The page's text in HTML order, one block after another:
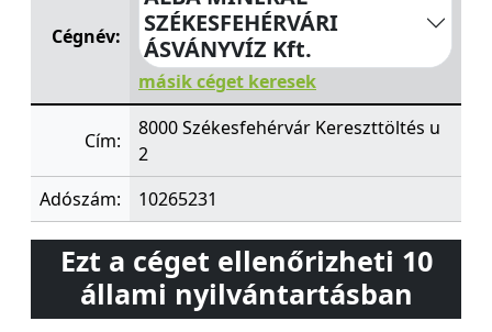
Cégnév:
SZÉKESFEHÉRVÁRI
ÁSVÁNYVÍZ Kft.
másik céget keresek
Cím:
8000 Székesfehérvár Kereszttöltés u
2
Adószám:
10265231
Ezt a céget ellenőrizheti 10
állami nyilvántartásban